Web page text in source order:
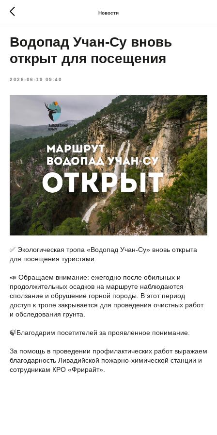
Новости
Водопад Учан-Су вновь
открыт для посещения
2026-06-19 09:40
✅ Экологическая тропа «Водопад Учан‑Су» вновь открыта
для посещения туристами.
📣 Обращаем внимание: ежегодно после обильных и
продолжительных осадков на маршруте наблюдаются
сползание и обрушение горной породы. В этот период
доступ к тропе закрывается для проведения очистных работ
и обследования грунта.
🍃Благодарим посетителей за проявленное понимание.
За помощь в проведении профилактических работ выражаем
благодарность Ливадийской пожарно‑химической станции и
сотрудникам КРО «Фрирайт».